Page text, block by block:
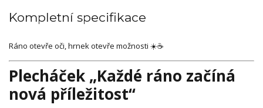
Kompletní specifikace
Ráno otevře oči, hrnek otevře možnosti ☀️☕
Plecháček „Každé ráno začíná
nová příležitost“